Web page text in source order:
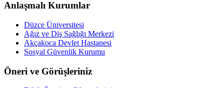
Anlaşmalı Kurumlar
Düzce Üniversitesi
Ağız ve Diş Sağlığı Merkezi
Akçakoca Devlet Hastanesi
Sosyal Güvenlik Kurumu
Öneri ve Görüşleriniz